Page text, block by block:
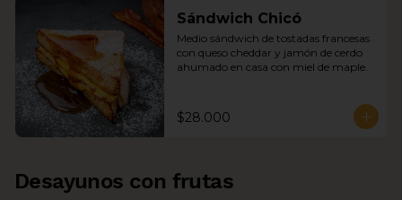
Sándwich Chicó
Medio sándwich de tostadas francesas
con queso cheddar y jamón de cerdo
ahumado en casa con miel de maple.
$28.000
Desayunos con frutas